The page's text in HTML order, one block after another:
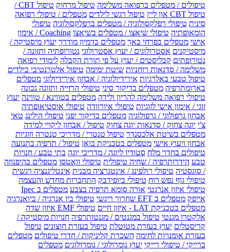
טיפולים / מטפלים ברפואה משלימה טיפול מרחוק
טיפול CBT /
טיפול CBT און ליין
טיפול רגשי לילדים מטפלים / טיפולי רפואה
סינית טיפולי רפלקסולוגיה / מטפלים ברפלקסולוגיה טיפולי
הומאופתיה טיפולי שיאצו / מטפלים בשיאצו
Coaching / אימון
אישי מטפלים בפרחי באך מטפלים בדמיון מודרך יעוץ מיסטיקה /
מיסטיקנים אסטרולוגים / יעוץ אסטרולוגי נטורופתיה ותזונה /
נטורופתים קבליסטים / יעוץ על פי תורת הקבלה לימודי רפואה
משלימה / סדנאות רוחניות שיטת ימימה טיפול אלטרנטיבי בילדים
טיפול טבעי באלרגיות אירידיולוגיה / אבחון אירידיולוגי מטפלים
בארומתרפיה מטפלים בדיקור סיני טיפולי הרזייה ותזונה נכונה
טיפולי רפואה משלימה להריון ולידה מטפלים בטווינא / טווינה יעוץ
זוגי / אימון אישי לזוגיות טיפולי איורוודה טיפולי אוסטיאופתיה
אבחון גרפולוגי / גרפולוגיה מטפלים בדיקור יפני טיפולי הילינג טאי
צ'י יוגה צחוק / סדנאות יוגה צחוק טיפול / אבחון ליקויי למידה
מטפלים בשיטת אלכסנדר טיפול טנטרי / מדריכי טנטרה וזוגיות
אבחון ויעוץ אישי מטפלים בטכניקת בואן טיפול / תרפיה בתנועה
טיפולים בחדר מלח סטודיו ליוגה / מדריכי יוגה בתי טבע / חנויות
טבע הידרותרפיה / שחיה טיפולית טיפולי וואטסו מטפלים בהיפנוזה
/ סוגסטיה טיפולי רולפינג / אינטגרציה מבנית אינטליגנציה רגשית
טיפולי גוף נפש רוח טיפולי ביופידבק התחברות מחדש והעצמה
טיפולי איזון אנרגטי אורה סומא תרפיה בצבע
מטפלים ב Ipec
אייפק מטפלים ב EFT שחרור ריגשי
טיפולי ביו אנרגיה / ביואנרגיה
מטפלים בטכניקת LAT - איזון חיים
טיפולי EMF איזון שדה
אלקטרו מגנטי טיפול במגנטים / מגנטותרפיה חנויות מיסטיקה /
קריסטלים יעוץ בעזרת מטוטלת טיפול בעזרת חוצונים טיפול
בעזרת אומנויות לחימה השכרת קליניקות / חדרי טיפולים מטפלים
ברייקי / טיפולי רייקי יעוץ נומרולוגי / נומרולוגים מטפלים